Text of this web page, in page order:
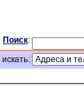
Поиск:
искать: